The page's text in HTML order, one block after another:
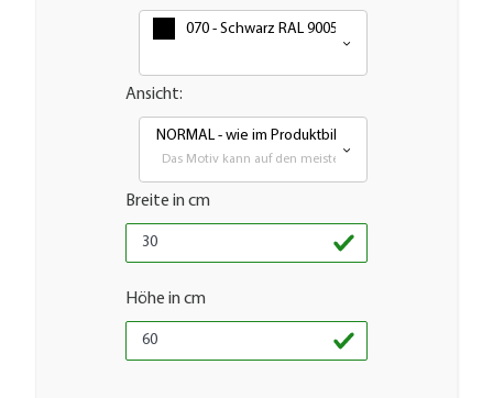
070 - Schwarz RAL 9005
Ansicht:
NORMAL - wie im Produktbild
Das Motiv kann auf den meisten glatten Flächen
Breite in cm
Höhe in cm